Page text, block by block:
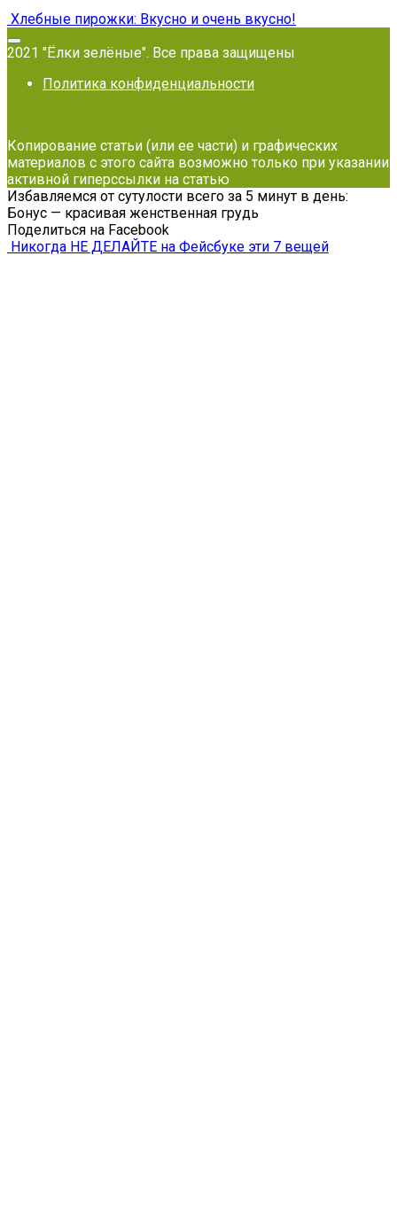
Хлебные пирожки: Вкусно и очень вкусно!
2021 "Ёлки зелёные". Все права защищены
Политика конфиденциальности
Копирование статьи (или ее части) и графических
материалов с этого сайта возможно только при указании
активной гиперссылки на статью
Избавляемся от сутулости всего за 5 минут в день:
Бонус — красивая женственная грудь
Поделиться на Facebook
Никогда НЕ ДЕЛАЙТЕ на Фейсбуке эти 7 вещей